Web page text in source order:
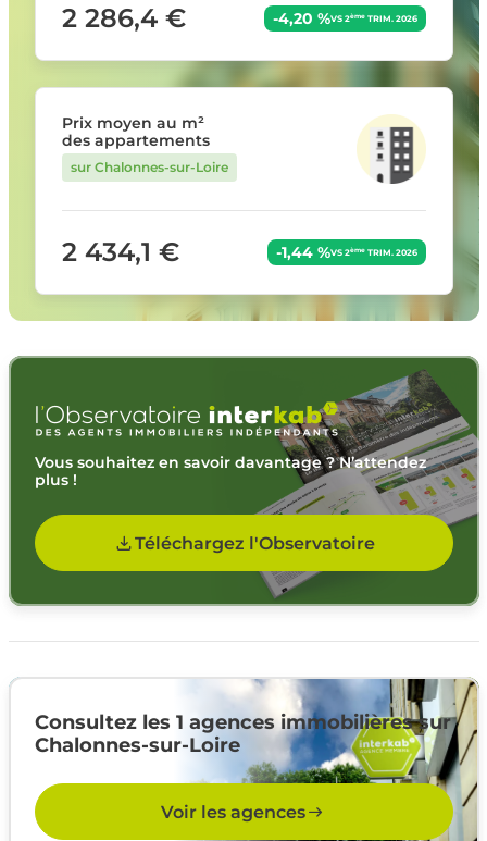
2 286,4 € -4,20 %VS 2èmeTRIM. 2026
Prix moyen au m²
des appartements
sur Chalonnes-sur-Loire
2 434,1 € -1,44 %VS 2èmeTRIM. 2026
Vous souhaitez en savoir davantage ? N’attendez
plus !
Téléchargez l'Observatoire
Consultez les 1 agences immobilières sur
Chalonnes-sur-Loire
Voir les agences